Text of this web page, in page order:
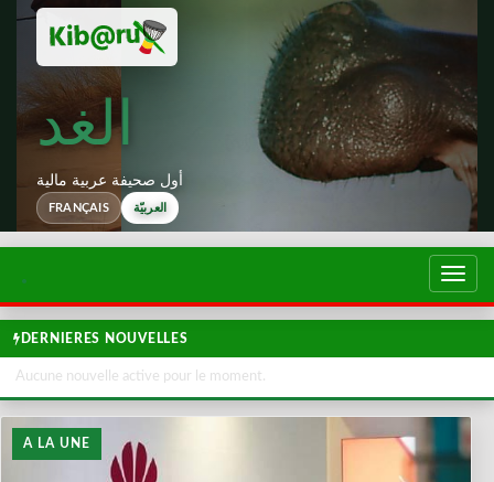
الغد
أول صحيفة عربية مالية
FRANÇAIS العربيّة
تبديل
DERNIERES NOUVELLES
Aucune nouvelle active pour le moment.
A LA UNE